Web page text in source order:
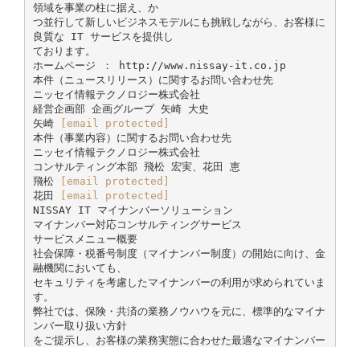
領域を事業の柱に据え、か
つ並行して新しいビジネスモデルにも挑戦しながら、お客様に
良質な IT サービスを提供し
ております。
ホームページ ： http://www.nissay-it.co.jp
本件（ニュースリリース）に関するお問い合わせ先
ニッセイ情報テクノロジー株式会社
経営企画部 企画グループ 矢崎 大史
矢崎
[email protected]
本件（事業内容）に関するお問い合わせ先
ニッセイ情報テクノロジー株式会社
コンサルティング本部 飛松 宏実、花田 恵
飛松
[email protected]
花田
[email protected]
NISSAY IT マイナンバーソリューション
マイナンバー対応コンサルティングサービス
サービスメニュー概要
社会保障・税番号制度（マイナンバー制度）の開始に向け、金
融機関においても、
セキュリティを考慮したマイナンバーの利用が求められていま
す。
弊社では、保険・共済の業務ノウハウを元に、標準的なマイナ
ンバー取り扱い方針
をご提示し、お客様の業務実態に合わせた最適なマイナンバー